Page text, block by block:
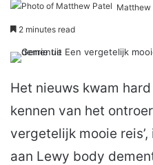
Matthew
2 minutes read
Het nieuws kwam
kennen van het
vergetelijk mooie
aan Lewy body